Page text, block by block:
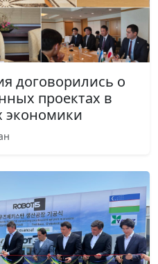
договорились о
проектах в
экономики